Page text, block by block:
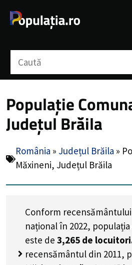
Populație
Județul Brăila
România » Județul Brăila »
Măxineni, Județul Brăila
Conform
național în 2022,
este de 3,265 de
recensământul din 2011,